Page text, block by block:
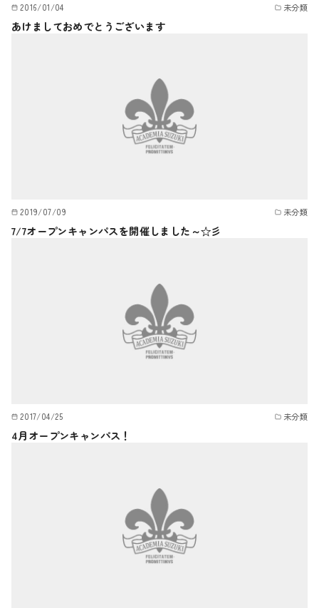
2016/01/04 未分類
あけましておめでとうございます
2019/07/09 未分類
7/7オープンキャンパスを開催しました～☆彡
2017/04/25 未分類
4月オープンキャンパス！